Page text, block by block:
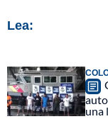
Lea:
una